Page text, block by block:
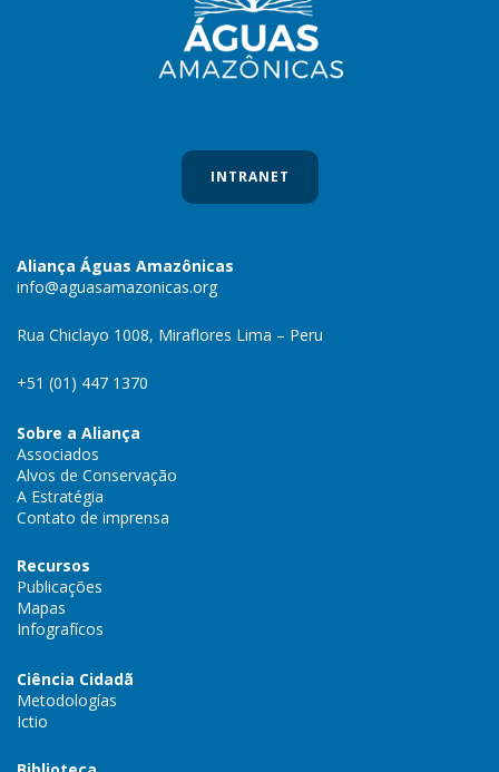
INTRANET
Aliança Águas Amazônicas
info@aguasamazonicas.org
Rua Chiclayo 1008, Miraflores Lima – Peru
+51 (01) 447 1370
Sobre a Aliança
Associados
Alvos de Conservação
A Estratégia
Contato de imprensa
Recursos
Publicações
Mapas
Infografícos
Ciência Cidadã
Metodologías
Ictio